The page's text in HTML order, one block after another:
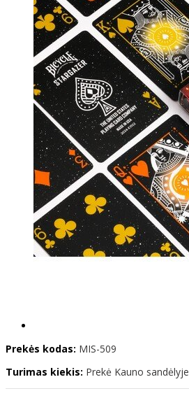
Prekės kodas: MIS-509
Turimas kiekis: Prekė Kauno sandėlyje